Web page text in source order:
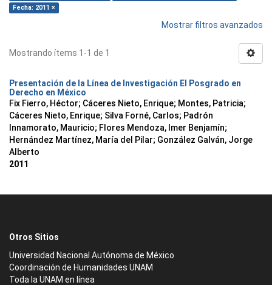
Fecha: 2011 ×
Mostrar filtros avanzados
Mostrando ítems 1-1 de 1
Presentación de la Línea de Investigación El Posgrado en
Derecho en México
Fix Fierro, Héctor; Cáceres Nieto, Enrique; Montes, Patricia;
Cáceres Nieto, Enrique; Silva Forné, Carlos; Padrón
Innamorato, Mauricio; Flores Mendoza, Imer Benjamín;
Hernández Martínez, María del Pilar; González Galván, Jorge
Alberto
2011
Otros Sitios
Universidad Nacional Autónoma de México
Coordinación de Humanidades UNAM
Toda la UNAM en línea